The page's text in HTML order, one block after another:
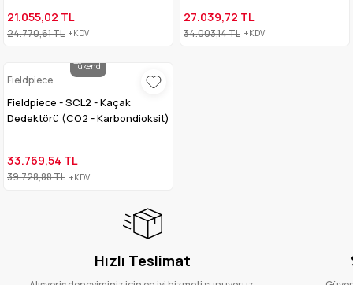
21.055,02 TL
24.770,61 TL +KDV
27.039,72 TL
34.003,14 TL +KDV
Tükendi
Fieldpiece
Fieldpiece - SCL2 - Kaçak
Dedektörü (CO2 - Karbondioksit)
33.769,54 TL
39.728,88 TL +KDV
Hızlı Teslimat